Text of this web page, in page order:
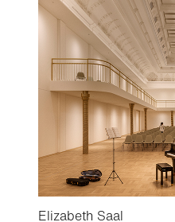
Elizabeth Saal